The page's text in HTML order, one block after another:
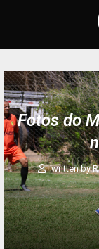
Fotos do
written by